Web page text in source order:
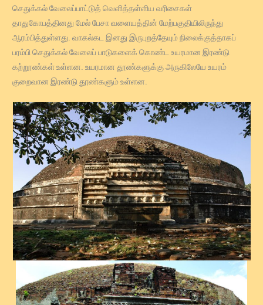
செதுக்கல் வேலைப்பாட்டுத் வெளித்தள்ளிய வரிசைகள்
தாதுகோபத்தினது மேல் பேசா வளையத்தின் மேற்பகுதியிலிருந்து
ஆரம்பித்துள்ளது. வாகல்கட இனது இருபுறத்தேயும் நிலைக்குத்தாகப்
பரம்பி செதுக்கல் வேலைப் பாடுகளைக் கொண்ட உயரமான இரண்டு
கற்றூண்கள் உள்ளன. உயரமான தூண்களுக்கு அருகிலேயே உயரம்
குறைவான இரண்டு தூண்களும் உள்ளன.